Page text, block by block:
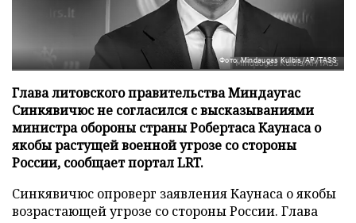
Фото: Mindaugas Kulbis/AP/TASS
Глава литовского правительства Миндаугас
Синкявичюс не согласился с высказываниями
министра обороны страны Робертаса Каунаса о
якобы растущей военной угрозе со стороны
России, сообщает портал LRT.
Синкявичюс опроверг заявления Каунаса о якобы
возрастающей угрозе со стороны России. Глава